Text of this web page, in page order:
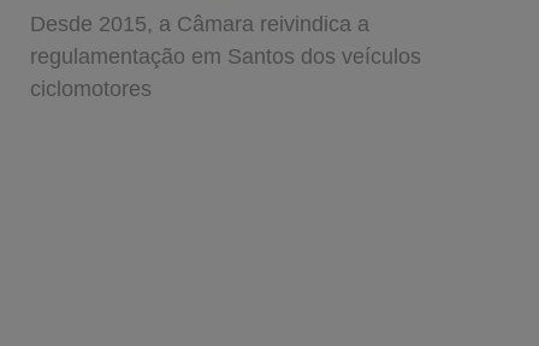
Desde 2015, a Câmara reivindica a
regulamentação em Santos dos veículos
ciclomotores